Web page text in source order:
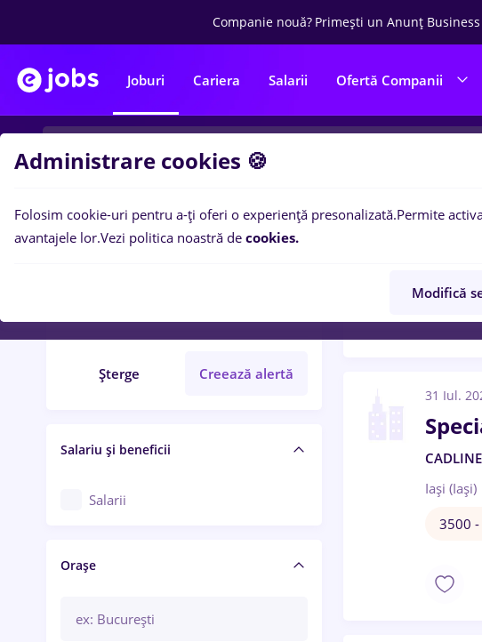
Companie nouă? Primești un Anunț
Joburi Cariera Salarii Ofertă Companii
Filtre
Șterge Creează alertă
Salariu și beneficii
Salarii
Orașe
31 Iul.
Iași (Iași)
3500
Administrare cookies 🍪
Folosim cookie-uri pentru a-ți oferi o experiență presonalizată.Permite
avantajele lor.Vezi politica noastră de cookies.
Modifică